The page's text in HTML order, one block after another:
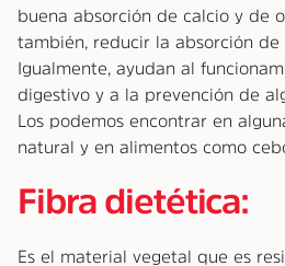
buena absorción de calcio y de
también, reducir la absorción de
Igualmente, ayudan al
digestivo y a la prevención de
Los podemos encontrar en
natural y en alimentos como
Fibra dietética:
Es el material vegetal que es